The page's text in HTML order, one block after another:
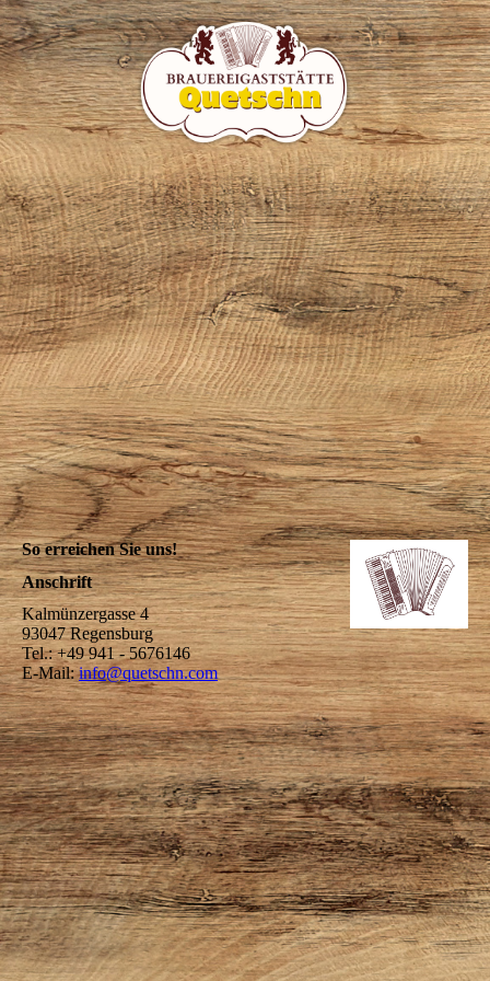
So erreichen Sie uns!
Anschrift
Kalmünzergasse 4
93047 Regensburg
Tel.: +49 941 - 5676146
E-Mail:info@quetschn.com